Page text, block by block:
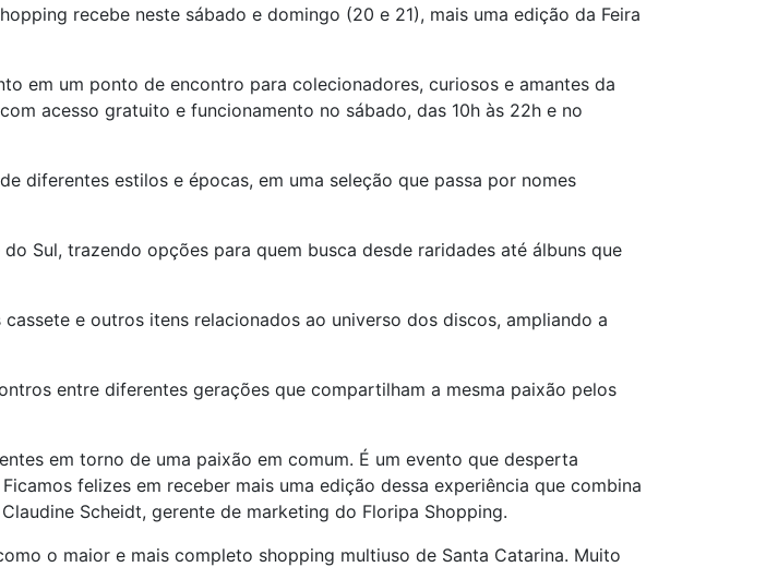
recebe neste sábado e domingo (20 e 21), mais uma edição da Feira
em um ponto de encontro para colecionadores, curiosos e amantes da
acesso gratuito e funcionamento no sábado, das 10h às 22h e no
diferentes estilos e épocas, em uma seleção que passa por nomes
Sul, trazendo opções para quem busca desde raridades até álbuns que
e outros itens relacionados ao universo dos discos, ampliando a
entre diferentes gerações que compartilham a mesma paixão pelos
em torno de uma paixão em comum. É um evento que desperta
felizes em receber mais uma edição dessa experiência que combina
Scheidt, gerente de marketing do Floripa Shopping.
o maior e mais completo shopping multiuso de Santa Catarina. Muito